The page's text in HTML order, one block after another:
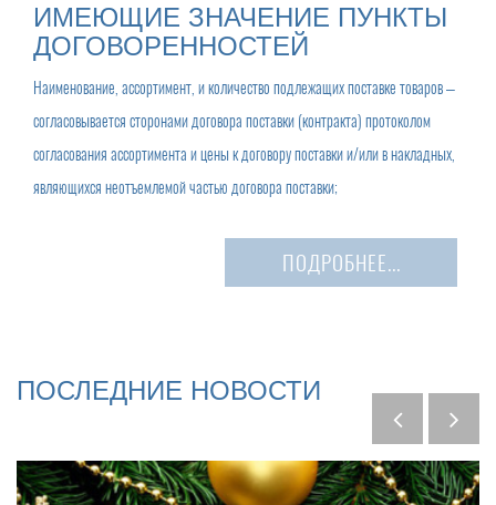
ИМЕЮЩИЕ ЗНАЧЕНИЕ ПУНКТЫ
ДОГОВОРЕННОСТЕЙ
Наименование, ассортимент, и количество подлежащих поставке товаров –
согласовывается сторонами договора поставки (контракта) протоколом
согласования ассортимента и цены к договору поставки и/или в накладных,
являющихся неотъемлемой частью договора поставки;
ПОДРОБНЕЕ...
ПОСЛЕДНИЕ НОВОСТИ